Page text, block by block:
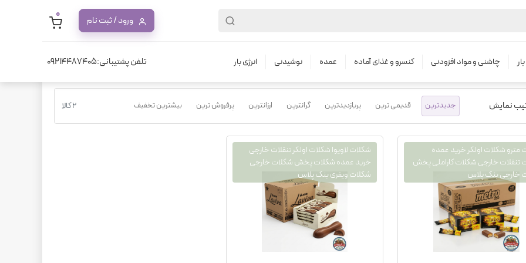
ورود / ثبت نام 0
چاشنی و مواد افزودنی کنسرو و غذای آماده عمده نوشیدنی انرژی بار تلفن پشتیبانی:09214487405 محصولات پخش شکلات اولکر
نمایش جدیدترین قدیمی ترین پربازدیدترین گرانترین ارزانترین پرفروش ترین بیشترین تخفیف 2 کالا
مترو شکلات اولکر خرید عمده
تنقلات خارجی شکلات کاراملی پخش
خارجی بنک پلاس
شکلات لاویوا شکلات اولکر تنقلات خارجی
خرید عمده شکلات پخش شکلات خارجی
شکلات ویفری بنک پلاس